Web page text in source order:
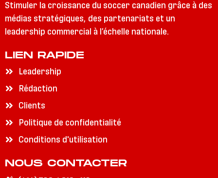
Stimuler la croissance du soccer canadien grâce à des
médias stratégiques, des partenariats et un
leadership commercial à l’échelle nationale.
LIEN RAPIDE
Leadership
Rédaction
Clients
Politique de confidentialité
Conditions d'utilisation
NOUS CONTACTER